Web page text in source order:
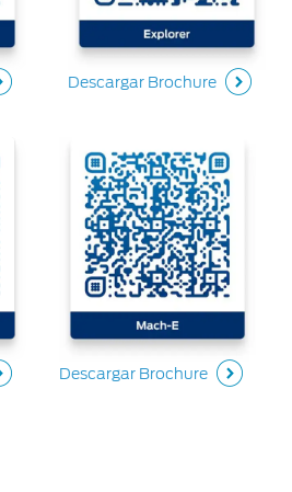
Descargar Brochure
Descargar Brochure